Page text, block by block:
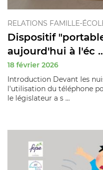
RELATIONS FAMILLE-
Dispositif
aujourd'hui à l'éc
18 février 2026
Introduction Devant les
l'utilisation du téléphone
le législateur a s ...